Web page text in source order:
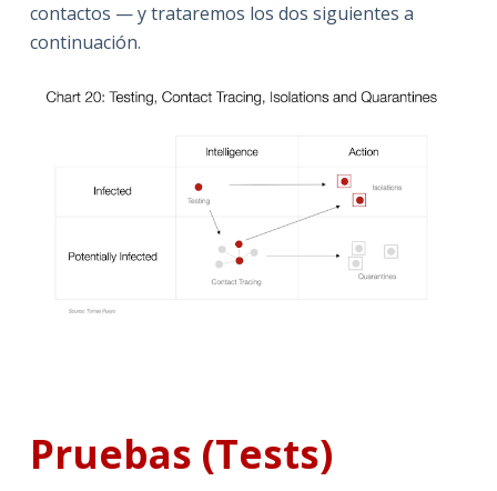
contactos — y trataremos los dos siguientes a
continuación.
Pruebas (Tests)